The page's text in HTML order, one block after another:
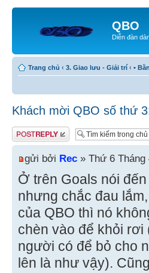
QBO
Diễn đàn
Trang chủ ‹ 3. Giao lưu - Giải trí ‹ •
Khách mời QBO số thứ
Gửi bài trả lời
gửi bởi Rec » Thứ 6 Tháng
Ở trên Goals nói
nhưng chắc đau
của QBO thì nó
chèn vào để khỏi
người có để bỏ cho
lên là như vậy).